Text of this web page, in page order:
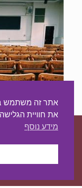
עיצוב
את חוויית
מידע נוסף